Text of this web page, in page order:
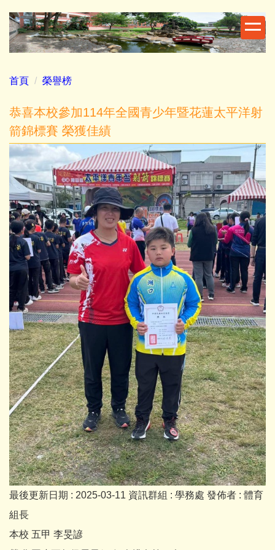
到
主
要
容
首頁 榮譽榜
恭喜本校參加114年全國青少年暨花蓮太平洋射
箭錦標賽 榮獲佳績
最後更新日期 : 2025-03-11 資訊群組 : 學務處 發佈者 : 體育
組長
本校 五甲 李旻諺